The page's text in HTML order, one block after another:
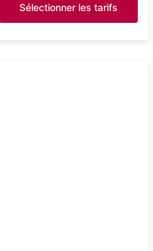
Sélectionner les tarifs